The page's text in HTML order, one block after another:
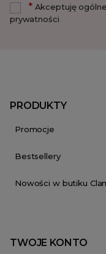
*Akceptuję
prywatności
PRODUKTY
Promocje
Bestsellery
Nowości w butiku
TWOJE KONTO